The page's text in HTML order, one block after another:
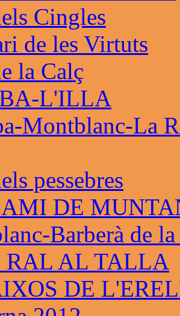
Cingles
de les Virtuts
la Calç
L'ILLA
Montblanc-La
pessebres
DE
Barberà de la
RAL AL TALLA
DE